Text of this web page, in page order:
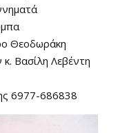
Θεοδωράκη
Βασίλη Λεβέντη
6977-686838